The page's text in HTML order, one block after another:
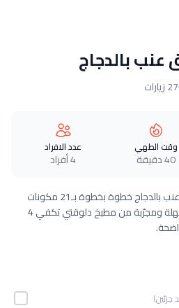
بالدجاج
27 زيارات
وقت الطهي
40 دقيقة
عدد الافراد
4 أفراد
طريقة عمل طاجن محشى ورق عنب بالدجاج خطوة بخطوة بـ21 مكونات
وفي 70 دقيقة فقط. وصفة سهلة ومجرّبة من مطبخ دلوقتي تكفي 4